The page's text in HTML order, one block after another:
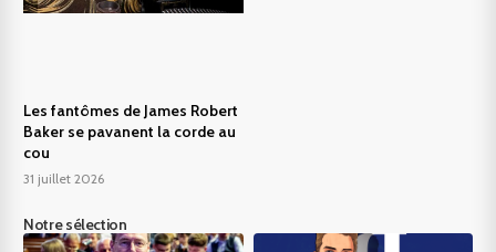
Les fantômes de James Robert
Baker se pavanent la corde au
cou
31 juillet 2026
Notre sélection